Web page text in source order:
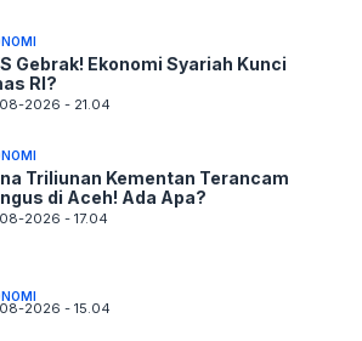
Gebrak! Ekonomi Syariah Kunci
RI?
2026 - 21.04
Triliunan Kementan Terancam
di Aceh! Ada Apa?
2026 - 17.04
2026 - 15.04